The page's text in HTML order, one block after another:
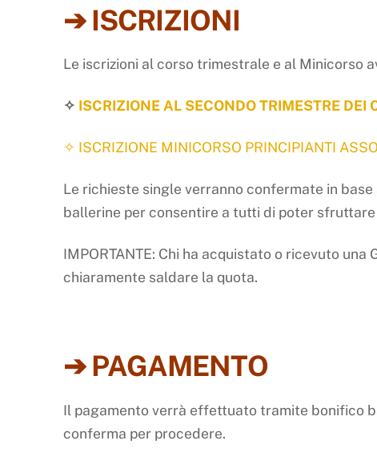
➔ ISCRIZIONI
Le iscrizioni al corso trimestrale e al Minicorso
✧ ISCRIZIONE AL SECONDO TRIMESTRE DEI
✧ ISCRIZIONE MINICORSO PRINCIPIANTI
Le richieste single verranno confermate in
ballerine per consentire a tutti di poter sfruttare
IMPORTANTE: Chi ha acquistato o ricevuto
chiaramente saldare la quota.
➔ PAGAMENTO
Il pagamento verrà effettuato tramite bonifico
conferma per procedere.